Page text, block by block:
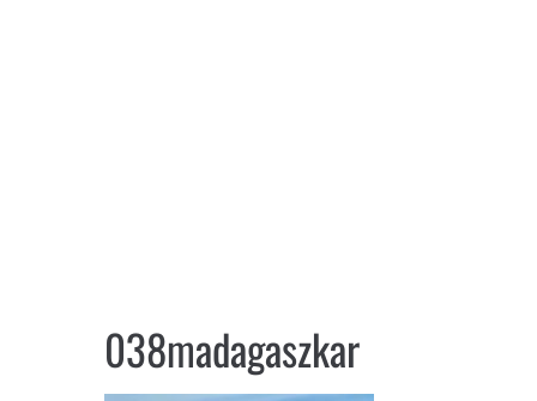
038madagaszkar